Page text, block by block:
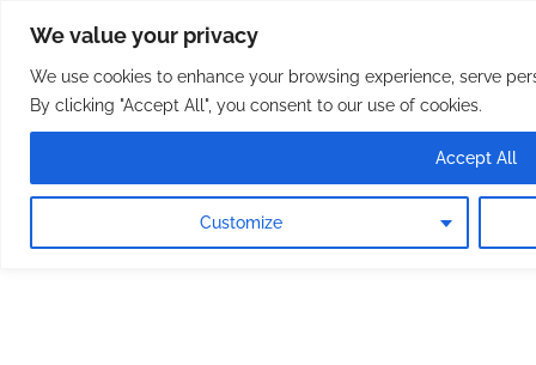
We value your privacy
We use cookies to enhance your browsing experience, serve
By clicking "Accept All", you consent to our use of cookies.
Customize
Accept All
content
Osterreichische Pfarreie